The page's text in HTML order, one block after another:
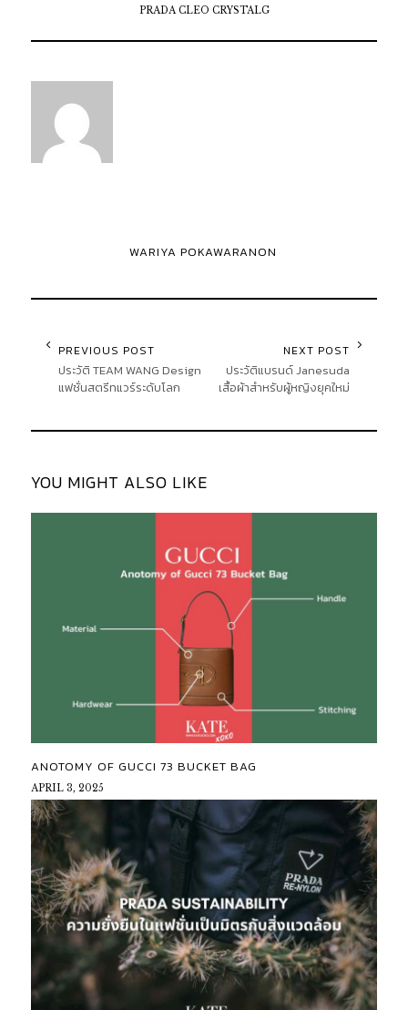
PRADA CLEO CRYSTALG
WARIYA POKAWARANON
PREVIOUS POST
ประวัติ TEAM WANG Design
แฟชั่นสตรีทแวร์ระดับโลก
NEXT POST
ประวัติแบรนด์ Janesuda
เสื้อผ้าสำหรับผู้หญิงยุคใหม่
YOU MIGHT ALSO LIKE
ANOTOMY OF GUCCI 73 BUCKET BAG
APRIL 3, 2025